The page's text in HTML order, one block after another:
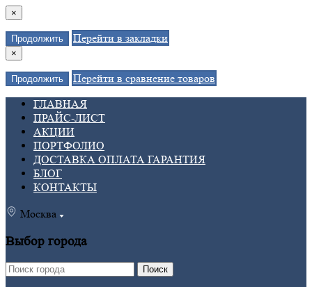
×
Продолжить Перейти в закладки
×
Продолжить
Перейти в сравнение товаров
ГЛАВНАЯ
ПРАЙС-ЛИСТ
АКЦИИ
ПОРТФОЛИО
ДОСТАВКА ОПЛАТА ГАРАНТИЯ
БЛОГ
КОНТАКТЫ
Москва
Выбор города
Поиск